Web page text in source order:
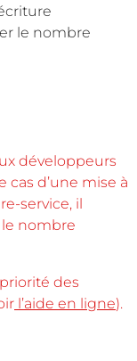
le nombre
développeurs
cas d’une mise à
service, il
nombre
des
l’aide en ligne).